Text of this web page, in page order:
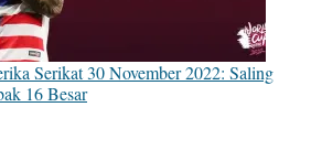
Serikat 30 November 2022: Saling
16 Besar